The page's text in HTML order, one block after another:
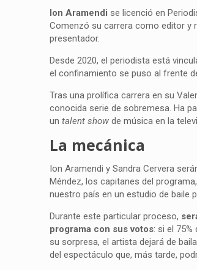
Ion Aramendi se licenció en
Comenzó su carrera como editor y
presentador.
Desde 2020, el periodista está
el confinamiento se puso al frente
Tras una prolífica carrera en su
conocida serie de sobremesa. Ha
untalent show de música en la
La mecánica
Ion Aramendi y Sandra Cervera
Méndez, los capitanes del
nuestro país en un estudio de baile
Durante este particular proceso,
programa con sus votos: si el
su sorpresa, el artista dejará de
del espectáculo que, más tarde,